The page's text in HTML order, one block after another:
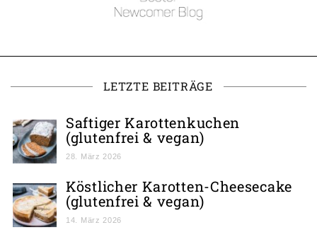
LETZTE BEITRÄGE
Saftiger Karottenkuchen
(glutenfrei & vegan)
28. März 2026
Köstlicher Karotten-Cheesecake
(glutenfrei & vegan)
14. März 2026